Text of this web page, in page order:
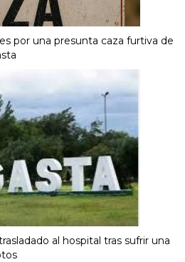
por una presunta caza furtiva de
al hospital tras sufrir una